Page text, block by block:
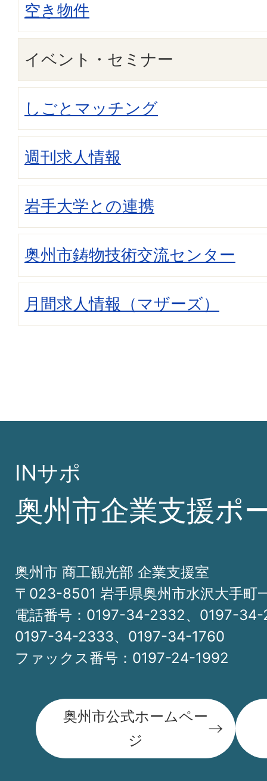
空き物件
イベント・セミナー
しごとマッチング
週刊求人情報
岩手大学との連携
奥州市鋳物技術交流センター
月間求人情報（マザーズ）
INサポ
奥州市企業支援ポ
奥州市 商工観光部 企業支援室
〒023-8501 岩手県奥州市水沢大手町
電話番号：0197-34-2332、0197-34-
0197-34-2333、0197-34-1760
ファックス番号：0197-24-1992
奥州市公式ホームペー
ジ